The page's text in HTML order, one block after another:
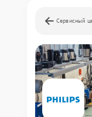
Сервисный